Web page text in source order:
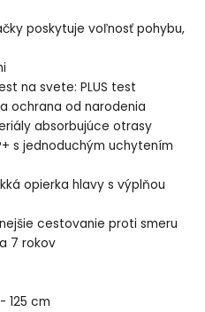
poskytuje voľnosť pohybu,
na svete: PLUS test
ochrana od narodenia
absorbujúce otrasy
s jednoduchým uchytením
opierka hlavy s výplňou
cestovanie proti smeru
7 rokov
125 cm